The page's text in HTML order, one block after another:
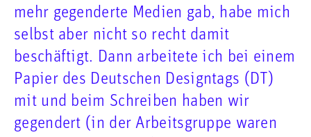
mehr gegenderte Medien gab, habe mich
selbst aber nicht so recht damit
beschäftigt. Dann arbeitete ich bei einem
Papier des Deutschen Designtags (DT)
mit und beim Schreiben haben wir
gegendert (in der Arbeitsgruppe waren